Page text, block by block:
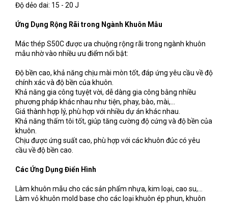
Độ dẻo dai: 15 - 20 J
Ứng Dụng Rộng Rãi trong Ngành Khuôn Mẫu
Mác thép S50C được ưa chuộng rộng rãi trong ngành khuôn
mẫu nhờ vào nhiều ưu điểm nổi bật:
Độ bền cao, khả năng chịu mài mòn tốt, đáp ứng yêu cầu về độ
chính xác và độ bền của khuôn.
Khả năng gia công tuyệt vời, dễ dàng gia công bằng nhiều
phương pháp khác nhau như tiện, phay, bào, mài,...
Giá thành hợp lý, phù hợp với nhiều dự án khác nhau.
Khả năng thấm tôi tốt, giúp tăng cường độ cứng và độ bền của
khuôn.
Chịu được ứng suất cao, phù hợp với các khuôn đúc có yêu
cầu về độ bền cao.
Các Ứng Dụng Điển Hình
Làm khuôn mẫu cho các sản phẩm nhựa, kim loại, cao su,...
Làm vỏ khuôn mold base cho các loại khuôn ép phun, khuôn